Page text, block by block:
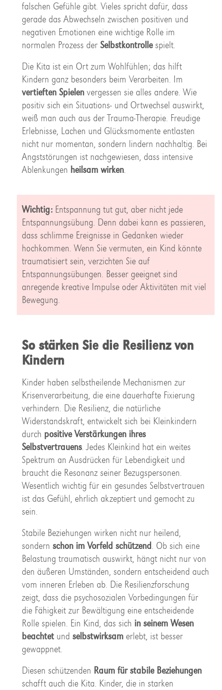
falschen Gefühle gibt. Vieles spricht dafür, dass
gerade das Abwechseln zwischen positiven und
negativen Emotionen eine wichtige Rolle im
normalen Prozess der Selbstkontrollespielt.
Die Kita ist ein Ort zum Wohlfühlen; das hilft
Kindern ganz besonders beim Verarbeiten. Im
vertieften Spielenvergessen sie alles andere. Wie
positiv sich ein Situations- und Ortwechsel auswirkt,
weiß man auch aus der Trauma-Therapie. Freudige
Erlebnisse, Lachen und Glücksmomente entlasten
nicht nur momentan, sondern lindern nachhaltig. Bei
Angststörungen ist nachgewiesen, dass intensive
Ablenkungen heilsam wirken.
Wichtig:Entspannung tut gut, aber nicht jede
Entspannungsübung. Denn dabei kann es passieren,
dass schlimme Ereignisse in Gedanken wieder
hochkommen. Wenn Sie vermuten, ein Kind könnte
traumatisiert sein, verzichten Sie auf
Entspannungsübungen. Besser geeignet sind
anregende kreative Impulse oder Aktivitäten mit viel
Bewegung.
So stärken Sie die Resilienz von
Kindern
Kinder haben selbstheilende Mechanismen zur
Krisenverarbeitung, die eine dauerhafte Fixierung
verhindern. Die Resilienz, die natürliche
Widerstandskraft, entwickelt sich bei Kleinkindern
durch positive Verstärkungen ihres
Selbstvertrauens. Jedes Kleinkind hat ein weites
Spektrum an Ausdrücken für Lebendigkeit und
braucht die Resonanz seiner Bezugspersonen.
Wesentlich wichtig für ein gesundes Selbstvertrauen
ist das Gefühl, ehrlich akzeptiert und gemocht zu
sein.
Stabile Beziehungen wirken nicht nur heilend,
sondern schon im Vorfeld schützend. Ob sich eine
Belastung traumatisch auswirkt, hängt nicht nur von
den äußeren Umständen, sondern entscheidend auch
vom inneren Erleben ab. Die Resilienzforschung
zeigt, dass die psychosozialen Vorbedingungen für
die Fähigkeit zur Bewältigung eine entscheidende
Rolle spielen. Ein Kind, das sich in seinem Wesen
beachtetund selbstwirksamerlebt, ist besser
gewappnet.
Diesen schützenden Raum für stabile Beziehungen
schafft auch die Kita. Kinder, die in starken